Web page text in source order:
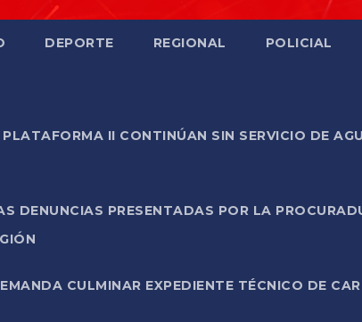
DEPORTE REGIONAL POLICIAL
II CONTINÚAN SIN SERVICIO DE
DENUNCIAS PRESENTADAS POR LA
CULMINAR EXPEDIENTE TÉCNICO DE